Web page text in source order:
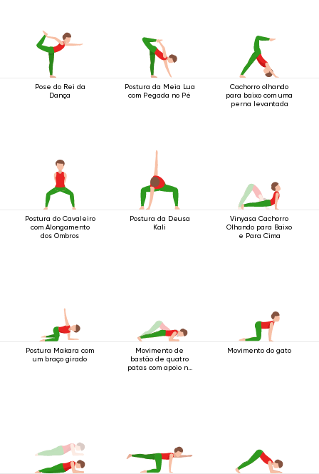
Pose do Rei da
Dança
Postura da Meia Lua
com Pegada no Pé
Cachorro olhando
para baixo com uma
perna levantada
Postura do Cavaleiro
com Alongamento
dos Ombros
Postura da Deusa
Kali
Vinyasa Cachorro
Olhando para Baixo
e Para Cima
Postura Makara com
um braço girado
Movimento de
bastão de quatro
patas com apoio no
Movimento do gato